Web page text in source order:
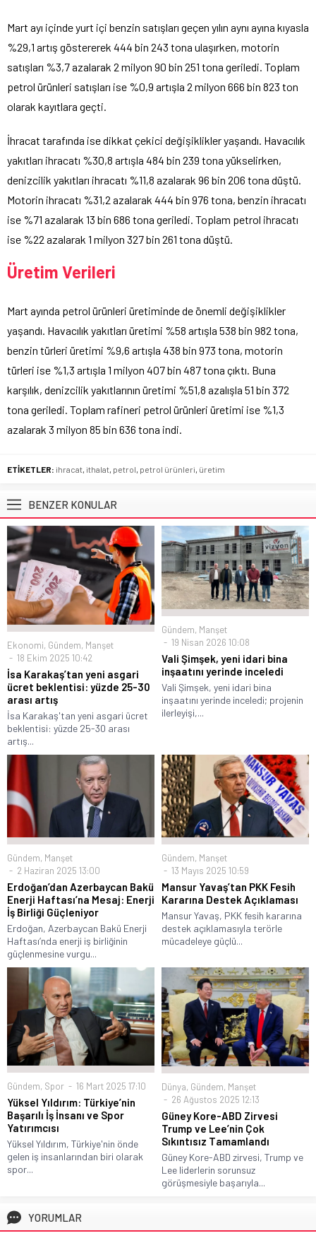
Mart ayı içinde yurt içi benzin satışları geçen yılın aynı ayına kıyasla
%29,1 artış göstererek 444 bin 243 tona ulaşırken, motorin
satışları %3,7 azalarak 2 milyon 90 bin 251 tona geriledi. Toplam
petrol ürünleri satışları ise %0,9 artışla 2 milyon 666 bin 823 ton
olarak kayıtlara geçti.
İhracat tarafında ise dikkat çekici değişiklikler yaşandı. Havacılık
yakıtları ihracatı %30,8 artışla 484 bin 239 tona yükselirken,
denizcilik yakıtları ihracatı %11,8 azalarak 96 bin 206 tona düştü.
Motorin ihracatı %31,2 azalarak 444 bin 976 tona, benzin ihracatı
ise %71 azalarak 13 bin 686 tona geriledi. Toplam petrol ihracatı
ise %22 azalarak 1 milyon 327 bin 261 tona düştü.
Üretim Verileri
Mart ayında petrol ürünleri üretiminde de önemli değişiklikler
yaşandı. Havacılık yakıtları üretimi %58 artışla 538 bin 982 tona,
benzin türleri üretimi %9,6 artışla 438 bin 973 tona, motorin
türleri ise %1,3 artışla 1 milyon 407 bin 487 tona çıktı. Buna
karşılık, denizcilik yakıtlarının üretimi %51,8 azalışla 51 bin 372
tona geriledi. Toplam rafineri petrol ürünleri üretimi ise %1,3
azalarak 3 milyon 85 bin 636 tona indi.
ETİKETLER: ihracat, ithalat, petrol, petrol ürünleri, üretim
BENZER KONULAR
Ekonomi, Gündem, Manşet
18 Ekim 2025 10:42
İsa Karakaş’tan yeni asgari
ücret beklentisi: yüzde 25-30
arası artış
İsa Karakaş'tan yeni asgari ücret
beklentisi: yüzde 25-30 arası
artış...
Gündem, Manşet
19 Nisan 2026 10:08
Vali Şimşek, yeni idari bina
inşaatını yerinde inceledi
Vali Şimşek, yeni idari bina
inşaatını yerinde inceledi; projenin
ilerleyişi,...
Gündem, Manşet
2 Haziran 2025 13:00
Erdoğan’dan Azerbaycan Bakü
Enerji Haftası’na Mesaj: Enerji
İş Birliği Güçleniyor
Erdoğan, Azerbaycan Bakü Enerji
Haftası’nda enerji iş birliğinin
güçlenmesine vurgu...
Gündem, Manşet
13 Mayıs 2025 10:59
Mansur Yavaş’tan PKK Fesih
Kararına Destek Açıklaması
Mansur Yavaş, PKK fesih kararına
destek açıklamasıyla terörle
mücadeleye güçlü...
Gündem, Spor 16 Mart 2025 17:10
Yüksel Yıldırım: Türkiye’nin
Başarılı İş İnsanı ve Spor
Yatırımcısı
Yüksel Yıldırım, Türkiye'nin önde
gelen iş insanlarından biri olarak
spor...
Dünya, Gündem, Manşet
26 Ağustos 2025 12:13
Güney Kore-ABD Zirvesi
Trump ve Lee’nin Çok
Sıkıntısız Tamamlandı
Güney Kore-ABD zirvesi, Trump ve
Lee liderlerin sorunsuz
görüşmesiyle başarıyla...
YORUMLAR